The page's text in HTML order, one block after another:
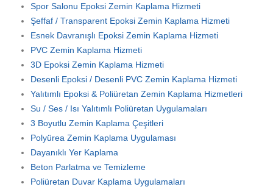
Spor Salonu Epoksi Zemin Kaplama Hizmeti
Şeffaf / Transparent Epoksi Zemin Kaplama Hizmeti
Esnek Davranışlı Epoksi Zemin Kaplama Hizmeti
PVC Zemin Kaplama Hizmeti
3D Epoksi Zemin Kaplama Hizmeti
Desenli Epoksi / Desenli PVC Zemin Kaplama Hizmeti
Yalıtımlı Epoksi & Poliüretan Zemin Kaplama Hizmetleri
Su / Ses / Isı Yalıtımlı Poliüretan Uygulamaları
3 Boyutlu Zemin Kaplama Çeşitleri
Polyürea Zemin Kaplama Uygulaması
Dayanıklı Yer Kaplama
Beton Parlatma ve Temizleme
Poliüretan Duvar Kaplama Uygulamaları